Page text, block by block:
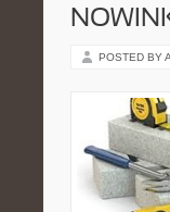
POSTED BY